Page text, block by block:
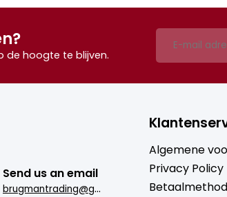
de hoogte te blijven.
Send us an email
b
rugmantrading@gmail.com
Algemene
Privacy Policy